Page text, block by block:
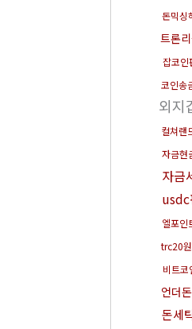
돈믹싱
트론
잡코인
코인송
외지
컬쳐랜
자금현
자금
usdc
엘포인
trc20
비트코
언더
돈세